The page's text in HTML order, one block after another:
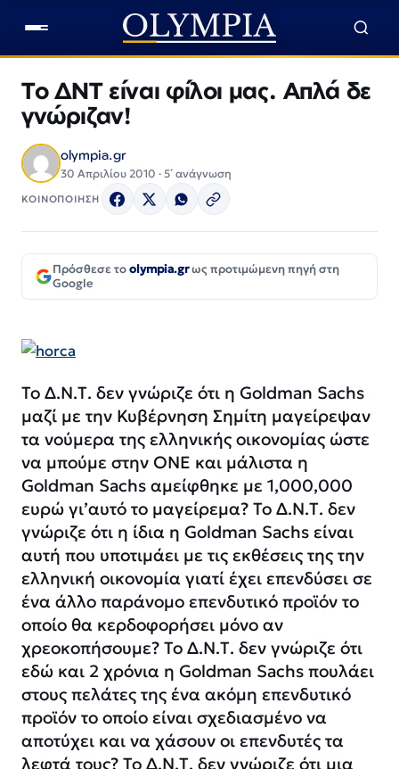
Το ΔΝΤ είναι φίλοι μας. Απλά δε
γνώριζαν!
olympia.gr
30 Απριλίου 2010 · 5΄ ανάγνωση
ΚΟΙΝΟΠΟΙΗΣΗ
Πρόσθεσε τοolympia.grως προτιμώμενη πηγή στη
Google
Το Δ.Ν.Τ. δεν γνώριζε ότι η Goldman Sachs
μαζί με την Κυβέρνηση Σημίτη μαγείρεψαν
τα νούμερα της ελληνικής οικονομίας ώστε
να μπούμε στην ΟΝΕ και μάλιστα η
Goldman Sachs αμείφθηκε με 1,000,000
ευρώ γι’αυτό το μαγείρεμα? Το Δ.Ν.Τ. δεν
γνώριζε ότι η ίδια η Goldman Sachs είναι
αυτή που υποτιμάει με τις εκθέσεις της την
ελληνική οικονομία γιατί έχει επενδύσει σε
ένα άλλο παράνομο επενδυτικό προϊόν το
οποίο θα κερδοφορήσει μόνο αν
χρεοκοπήσουμε? Το Δ.Ν.Τ. δεν γνώριζε ότι
εδώ και 2 χρόνια η Goldman Sachs πουλάει
στους πελάτες της ένα ακόμη επενδυτικό
προϊόν το οποίο είναι σχεδιασμένο να
αποτύχει και να χάσουν οι επενδυτές τα
λεφτά τους? Το Δ.Ν.Τ. δεν γνώριζε ότι μια